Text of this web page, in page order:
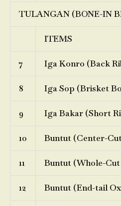
TULANGAN (BONE-IN
ITEMS
7 Iga Konro (Back
8 Iga Sop (Brisket
9 Iga Bakar (Short
10 Buntut (Center-
11 Buntut (Whole-
12 Buntut (End-tail